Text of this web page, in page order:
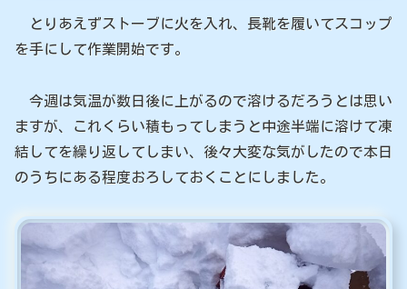
とりあえずストーブに火を入れ、長靴を履いてスコップ
を手にして作業開始です。
今週は気温が数日後に上がるので溶けるだろうとは思い
ますが、これくらい積もってしまうと中途半端に溶けて凍
結してを繰り返してしまい、後々大変な気がしたので本日
のうちにある程度おろしておくことにしました。